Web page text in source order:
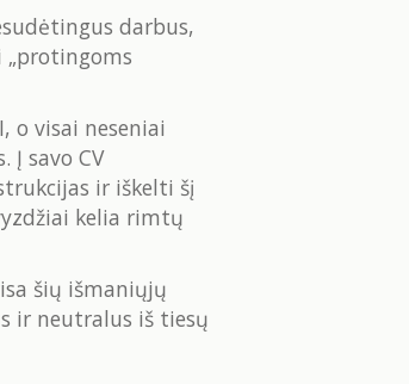
darbus,
o visai neseniai
savo CV
ir iškelti šį
kelia rimtų
šių išmaniųjų
ir neutralus iš tiesų